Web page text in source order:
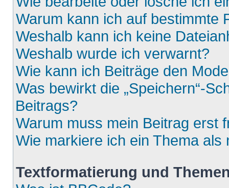
Warum kann ich auf bestimmte
Weshalb kann ich keine
Weshalb wurde ich verwarnt?
Wie kann ich Beiträge den
Was bewirkt die „Speichern“-
Beitrags?
Warum muss mein Beitrag erst
Wie markiere ich ein Thema als
Textformatierung und